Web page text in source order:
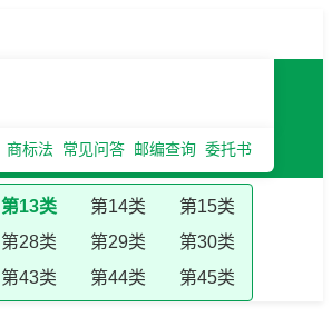
商标法 常见问答 邮编查询 委托书
第13类 第14类
第15类
第28类 第29类
第30类
第43类 第44类 第45类